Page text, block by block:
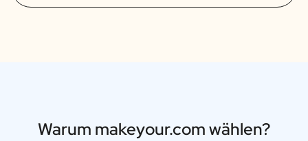
Warum makeyour.com wählen?